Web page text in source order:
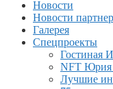
Новости
Новости
Галерея
Спецпроекты
Гостиная
NFT Юрия
Лучшие